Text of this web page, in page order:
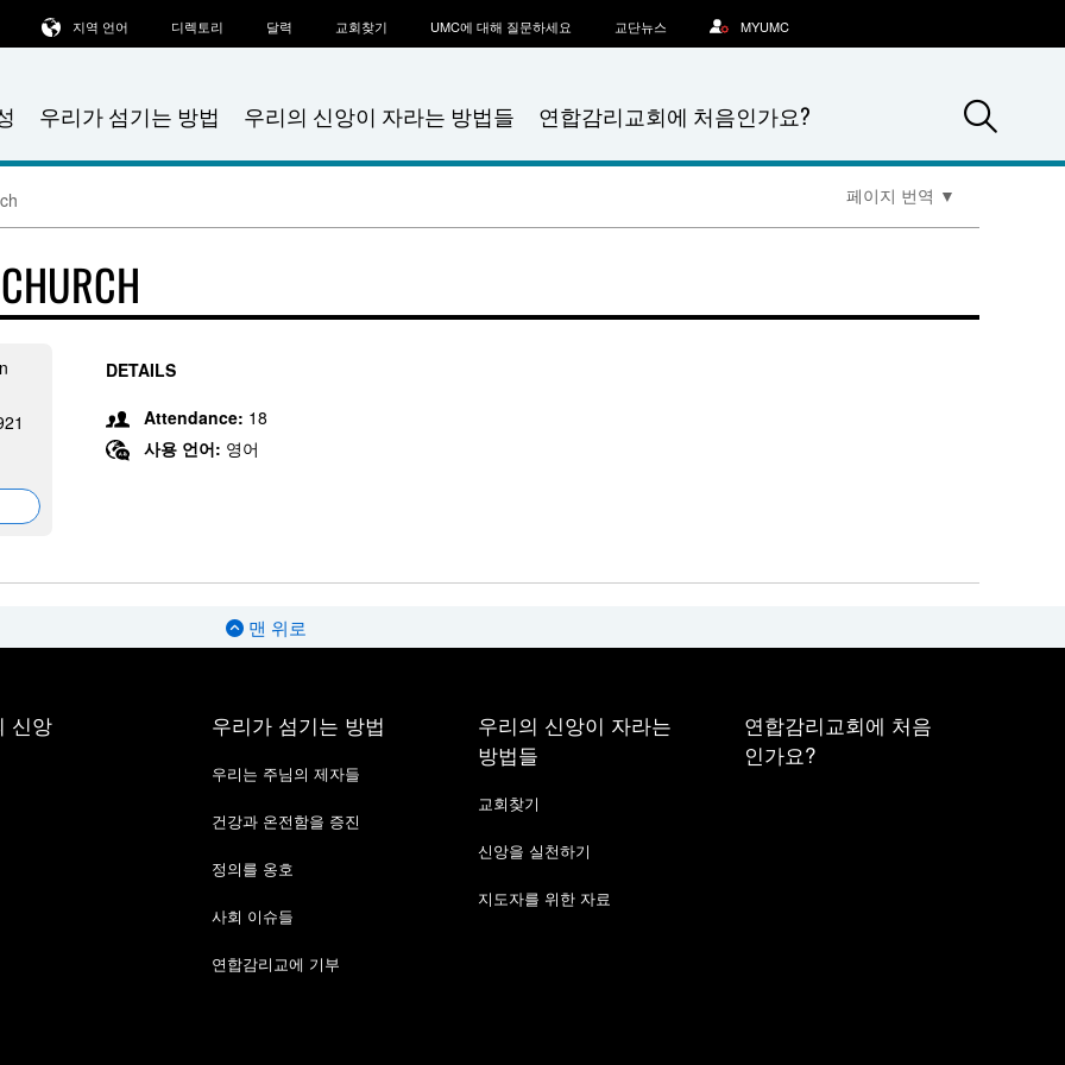
우리가 섬기는 방법 우리의 신앙이 자라는 방법들 연합감리교회에 처음인가요?
지역 언어 디렉토리 달력 교회찾기 UMC에 대해 질문하세요 교단뉴스 MYUMC
페이지 번역 ▼
DETAILS
Attendance: 18
사용 언어: 영어
맨 위로
신앙 우리가 섬기는 방법
우리는 주님의 제자들
건강과 온전함을 증진
정의를 옹호
사회 이슈들
연합감리교에 기부
우리의 신앙이 자라는
방법들
교회찾기
신앙을 실천하기
지도자를 위한 자료
연합감리교회에 처음
인가요?